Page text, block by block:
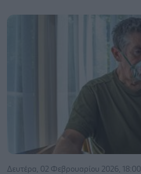
Δευτέρα, 02 Φεβρουαρίου 2026, 18:00